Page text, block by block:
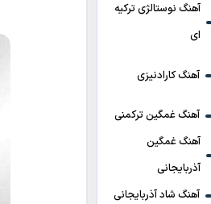
آهنگ نوستالژی ترکیه
ای
آهنگ کارادنیزی
آهنگ غمگین ترکمنی
آهنگ غمگین
آذربایجانی
آهنگ شاد آذربایجانی